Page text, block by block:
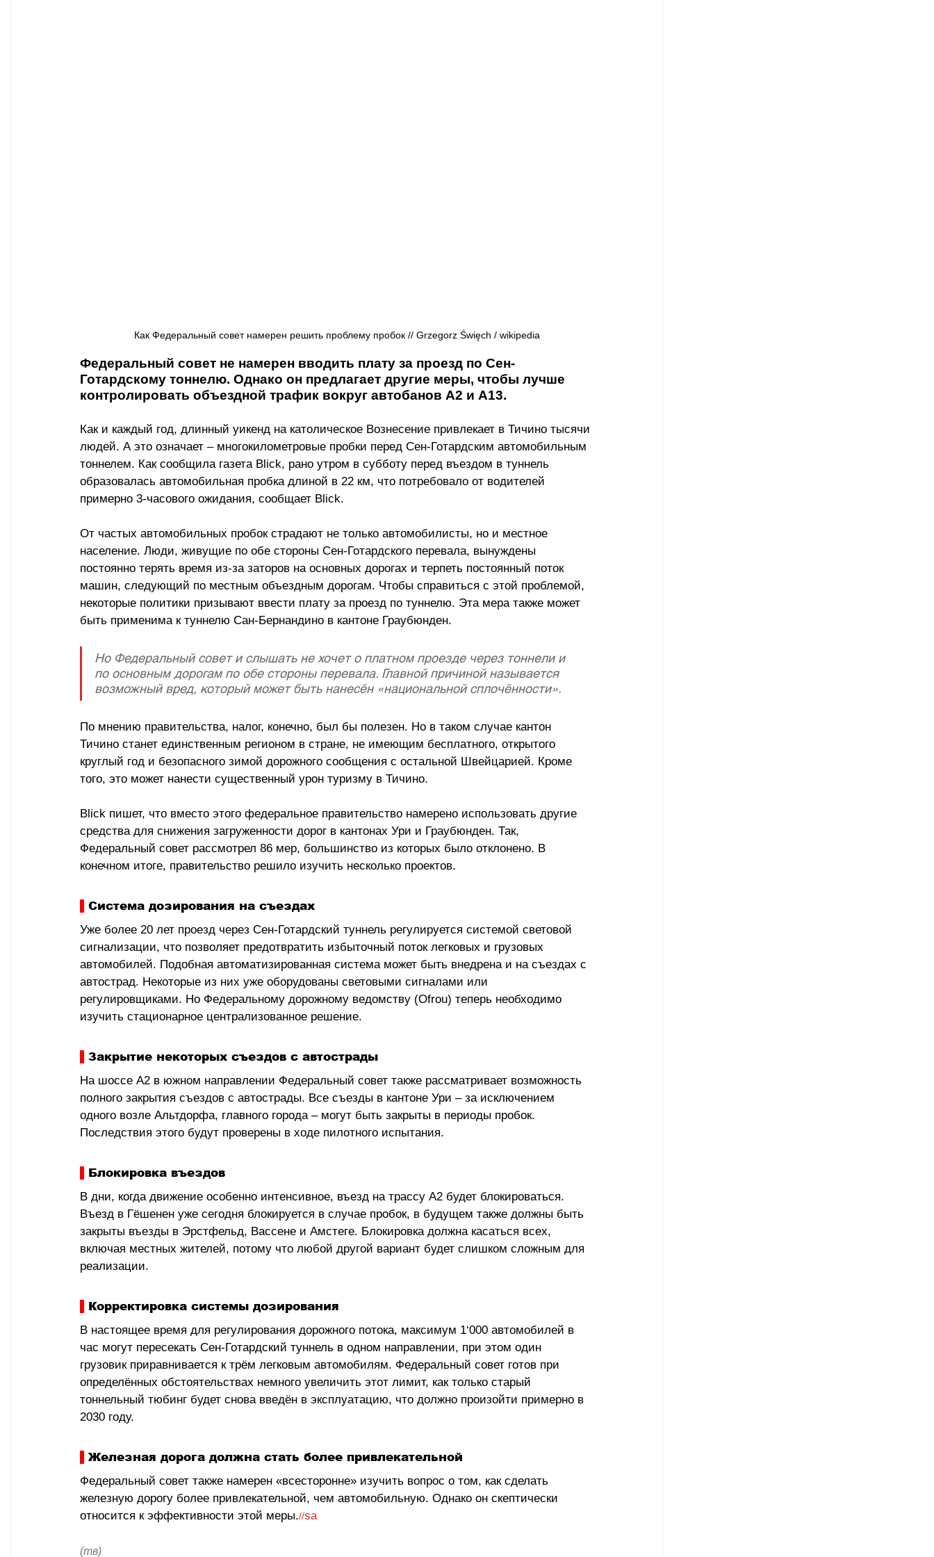
Как Федеральный совет намерен решить проблему пробок // Grzegorz Święch / wikipedia
Федеральный совет не намерен вводить плату за проезд по Сен-
Готардскому тоннелю. Однако он предлагает другие меры, чтобы лучше
контролировать объездной трафик вокруг автобанов A2 и A13.
Как и каждый год, длинный уикенд на католическое Вознесение привлекает в Тичино тысячи
людей. А это означает – многокилометровые пробки перед Сен-Готардским автомобильным
тоннелем. Как сообщила газета Blick, рано утром в субботу перед въездом в туннель
образовалась автомобильная пробка длиной в 22 км, что потребовало от водителей
примерно 3-часового ожидания, сообщает Blick.
От частых автомобильных пробок страдают не только автомобилисты, но и местное
население. Люди, живущие по обе стороны Сен-Готардского перевала, вынуждены
постоянно терять время из-за заторов на основных дорогах и терпеть постоянный поток
машин, следующий по местным объездным дорогам. Чтобы справиться с этой проблемой,
некоторые политики призывают ввести плату за проезд по туннелю. Эта мера также может
быть применима к туннелю Сан-Бернандино в кантоне Граубюнден.
Но Федеральный совет и слышать не хочет о платном проезде через тоннели и
по основным дорогам по обе стороны перевала. Главной причиной называется
возможный вред, который может быть нанесён «национальной сплочённости».
По мнению правительства, налог, конечно, был бы полезен. Но в таком случае кантон
Тичино станет единственным регионом в стране, не имеющим бесплатного, открытого
круглый год и безопасного зимой дорожного сообщения с остальной Швейцарией. Кроме
того, это может нанести существенный урон туризму в Тичино.
Blick пишет, что вместо этого федеральное правительство намерено использовать другие
средства для снижения загруженности дорог в кантонах Ури и Граубюнден. Так,
Федеральный совет рассмотрел 86 мер, большинство из которых было отклонено. В
конечном итоге, правительство решило изучить несколько проектов.
Система дозирования на съездах
Уже более 20 лет проезд через Сен-Готардский туннель регулируется системой световой
сигнализации, что позволяет предотвратить избыточный поток легковых и грузовых
автомобилей. Подобная автоматизированная система может быть внедрена и на съездах с
автострад. Некоторые из них уже оборудованы световыми сигналами или
регулировщиками. Но Федеральному дорожному ведомству (Ofrou) теперь необходимо
изучить стационарное централизованное решение.
Закрытие некоторых съездов с автострады
На шоссе А2 в южном направлении Федеральный совет также рассматривает возможность
полного закрытия съездов с автострады. Все съезды в кантоне Ури – за исключением
одного возле Альтдорфа, главного города – могут быть закрыты в периоды пробок.
Последствия этого будут проверены в ходе пилотного испытания.
Блокировка въездов
В дни, когда движение особенно интенсивное, въезд на трассу А2 будет блокироваться.
Въезд в Гёшенен уже сегодня блокируется в случае пробок, в будущем также должны быть
закрыты въезды в Эрстфельд, Вассене и Амстеге. Блокировка должна касаться всех,
включая местных жителей, потому что любой другой вариант будет слишком сложным для
реализации.
Корректировка системы дозирования
В настоящее время для регулирования дорожного потока, максимум 1‘000 автомобилей в
час могут пересекать Сен-Готардский туннель в одном направлении, при этом один
грузовик приравнивается к трём легковым автомобилям. Федеральный совет готов при
определённых обстоятельствах немного увеличить этот лимит, как только старый
тоннельный тюбинг будет снова введён в эксплуатацию, что должно произойти примерно в
2030 году.
Железная дорога должна стать более привлекательной
Федеральный совет также намерен «всесторонне» изучить вопрос о том, как сделать
железную дорогу более привлекательной, чем автомобильную. Однако он скептически
относится к эффективности этой меры.//sa
(тв)